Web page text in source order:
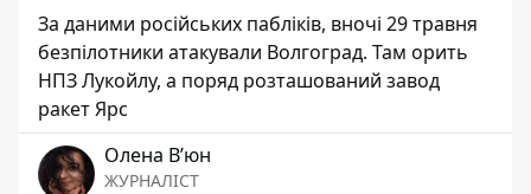
За даними російських пабліків, вночі 29 травня
безпілотники атакували Волгоград. Там орить
НПЗ Лукойлу, а поряд розташований завод
ракет Ярс
Олена Вʼюн
ЖУРНАЛІСТ